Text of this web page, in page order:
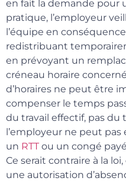
en fait la demande pour
pratique, l’employeur
l’équipe en
redistribuant
en prévoyant un
créneau horaire
d’horaires ne peut être
compenser le temps
du travail effectif, pas du
l’employeur ne peut pas
un RTT ou un congé
Ce serait contraire à la
une autorisation